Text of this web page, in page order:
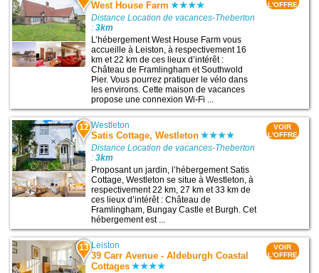
West House Farm
Distance Location de vacances-Theberton
:3km
L’hébergement West House Farm vous
accueille à Leiston, à respectivement 16
km et 22 km de ces lieux d’intérêt :
Château de Framlingham et Southwold
Pier. Vous pourrez pratiquer le vélo dans
les environs. Cette maison de vacances
propose une connexion Wi-Fi ...
L'OFFRE
12 Westleton
Satis Cottage, Westleton
Distance Location de vacances-Theberton
:3km
Proposant un jardin, l’hébergement Satis
Cottage, Westleton se situe à Westleton, à
respectivement 22 km, 27 km et 33 km de
ces lieux d’intérêt : Château de
Framlingham, Bungay Castle et Burgh. Cet
hébergement est ...
VOIR
L'OFFRE
13 Leiston
39 Carr Avenue - Aldeburgh Coastal
Cottages
VOIR
L'OFFRE